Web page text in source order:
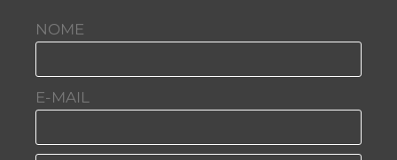
NOME
E-MAIL